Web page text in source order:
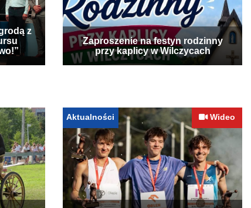
z
Zaproszenie na festyn rodzinny
przy kaplicy w Wilczycach
Aktualności Wideo